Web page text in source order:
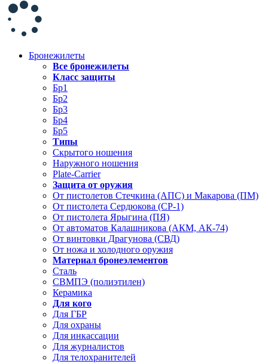
Бронежилеты
Все бронежилеты
Класс защиты
Бр1
Бр2
Бр3
Бр4
Бр5
Типы
Скрытого ношения
Наружного ношения
Plate-Carrier
Защита от оружия
От пистолетов Стечкина (АПС) и Макарова (ПМ)
От пистолета Сердюкова (СР-1)
От пистолета Ярыгина (ПЯ)
От автоматов Калашникова (АКМ, АК-74)
От винтовки Драгунова (СВД)
От ножа и холодного оружия
Материал бронеэлементов
Сталь
СВМПЭ (полиэтилен)
Керамика
Для кого
Для ГБР
Для охраны
Для инкассации
Для журналистов
Для телохранителей